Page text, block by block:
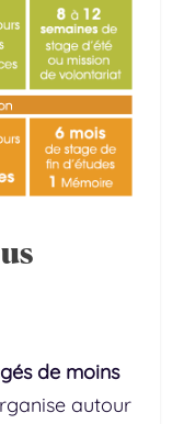
de moins
autour